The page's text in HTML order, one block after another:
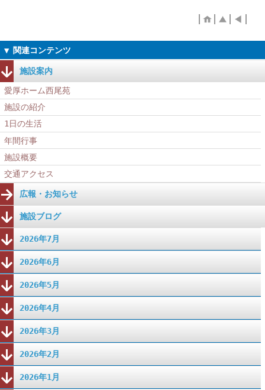
施設案内
愛厚ホーム西尾苑
施設の紹介
1日の生活
年間行事
施設概要
交通アクセス
広報・お知らせ
施設ブログ
2026年7月
2026年6月
2026年5月
2026年4月
2026年3月
2026年2月
2026年1月